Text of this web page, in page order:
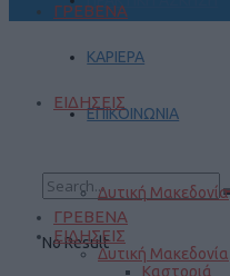
ΚΑΡΙΕΡΑ
ΕΠΙΚΟΙΝΩΝΙΑ
No Result
ΓΡΕΒΕΝΑ
ΕΙΔΗΣΕΙΣ
Δυτική Μακεδονία
ΓΡΕΒΕΝΑ
ΕΙΔΗΣΕΙΣ
Δυτική Μακεδονία
Καστοριά